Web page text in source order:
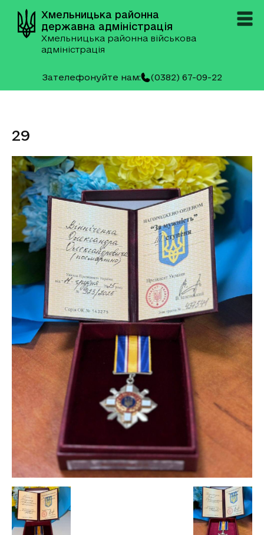
Хмельницька районна
державна адміністрація
Хмельницька районна військова
адміністрація
Зателефонуйте нам: (0382) 67-09-22
29